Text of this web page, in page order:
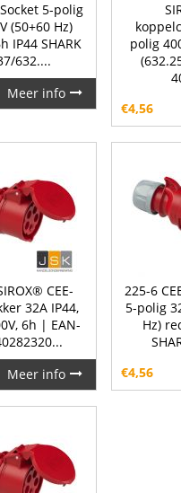
5-polig
(50+60 Hz)
IP44 SHARK
632....
Meer info
polig
€4,56
CEE-
32A IP44,
6h | EAN-
Meer info
225-6
5-polig
Hz)
€4,56